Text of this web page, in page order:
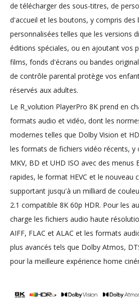
de télécharger des sous-titres, de
d'accueil et les boutons, y compris des
personnalisées telles que les versions
éditions spéciales, ou en ajoutant vos
films, fonds d'écrans ou bandes
de contrôle parental protège vos
réservés aux adultes.
Le R_volution PlayerPro 8K prend en
formats audio et vidéo, dont les
modernes telles que Dolby Vision et
les formats de fichiers vidéo récents, y
MKV, BD et UHD ISO avec des
rapides, le format HEVC et le nouveau
supportant jusqu'à un milliard de
2.1 compatible 8K 60p HDR. Pour les
charge les fichiers audio haute
AIFF, FLAC et ALAC et les formats
plus avancés tels que Dolby Atmos,
pour la meilleure expérience home